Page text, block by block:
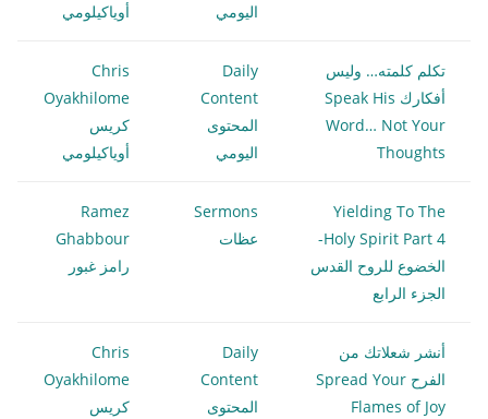
اليومي
أوياكيلومي
تكلم كلمته… وليس
أفكارك Speak His
Word… Not Your
Thoughts
Daily
Content
المحتوى
اليومي
Chris
Oyakhilome
كريس
أوياكيلومي
Yielding To The
Holy Spirit Part 4-
الخضوع للروح القدس
الجزء الرابع
Sermons
عظات
Ramez
Ghabbour
رامز غبور
أنشر شعلاتك من
الفرح Spread Your
Flames of Joy
Daily
Content
المحتوى
Chris
Oyakhilome
كريس